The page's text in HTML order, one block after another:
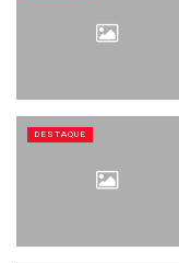
DESTAQUE